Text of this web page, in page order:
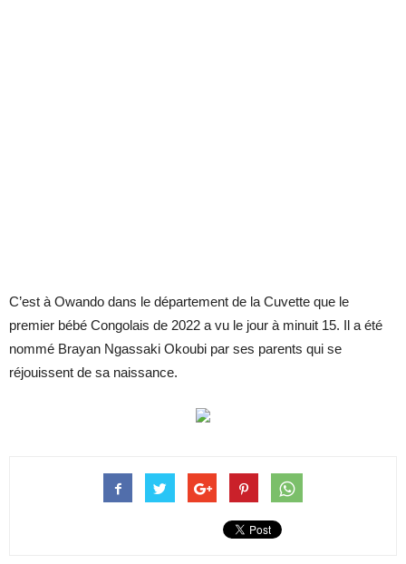
C’est à Owando dans le département de la Cuvette que le
premier bébé Congolais de 2022 a vu le jour à minuit 15. Il a été
nommé Brayan Ngassaki Okoubi par ses parents qui se
réjouissent de sa naissance.